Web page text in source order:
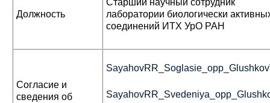
Должность
Старший научный сотрудник
лаборатории биологически
соединений ИТХ УрО РАН
Согласие и
сведения об